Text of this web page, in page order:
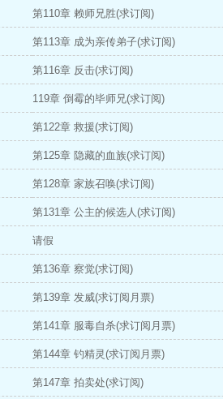
第110章 赖师兄胜(求订阅)
第113章 成为亲传弟子(求订阅)
第116章 反击(求订阅)
119章 倒霉的毕师兄(求订阅)
第122章 救援(求订阅)
第125章 隐藏的血族(求订阅)
第128章 家族召唤(求订阅)
第131章 公主的候选人(求订阅)
请假
第136章 察觉(求订阅)
第139章 发威(求订阅月票)
第141章 服毒自杀(求订阅月票)
第144章 钓精灵(求订阅月票)
第147章 拍卖处(求订阅)